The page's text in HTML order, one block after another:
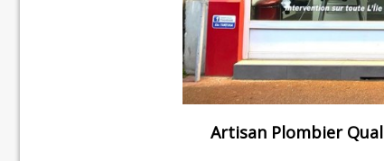
Artisan Plombier